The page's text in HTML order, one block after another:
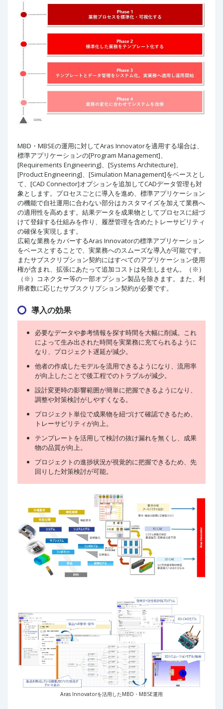
MBD・MBSEの運用に対してAras Innovatorを適用する場合は、
標準アプリケーションの[Program Management]、
[Requirements Engineering]、[Systems Architecture]、
[Product Engineering]、[Simulation Management]をベースとし
て、[CAD Connector]オプションを追加してCADデータ管理も対
象とします。プロセスごとに導入を進め、標準アプリケーション
の機能で自社運用に合わない部分はカスタマイズを加えて業務へ
の適用性を高めます。結果データを成果物としてプロセスに紐づ
けて登録する仕組みを作り、履歴管理を含めたトレーサビリティ
の確保を実現します。
広範な業務をカバーするAras Innovatorの標準アプリケーション
をベースとすることで、実業務へのスムーズな導入が可能です。
またサブスクリプション契約にはすべてのアプリケーション使用
権が含まれ、拡張にあたって追加コストは発生しません。（※）
（※）コネクター等の一部オプション製品を除きます。また、利
用者数に応じたサブスクリプション契約が必要です。
導入の効果
必要なデータや参考情報を探す時間を大幅に削減。これ
によって生み出された時間を実業務に充てられるように
なり、プロジェクト遅延が減少。
他者の作成したモデルを流用できるようになり、流用率
が向上したことで後工程でのトラブルが減少。
設計変更時の影響範囲が簡単に把握できるようになり、
調整や対策検討がしやすくなる。
プロジェクト単位で成果物を紐づけて確認できるため、
トレーサビリティが向上。
テンプレートを活用して検討の抜け漏れを無くし、成果
物の品質が向上。
プロジェクトの進捗状況が視覚的に把握できるため、先
回りした対策検討が可能。
Aras Innovatorを活用したMBD・MBSE運用